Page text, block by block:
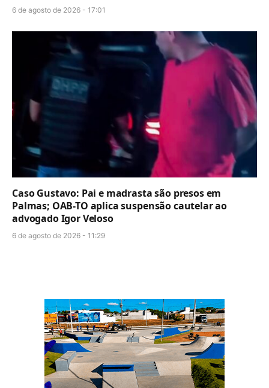
6 de agosto de 2026 - 17:01
Caso Gustavo: Pai e madrasta são presos em
Palmas; OAB-TO aplica suspensão cautelar ao
advogado Igor Veloso
6 de agosto de 2026 - 11:29